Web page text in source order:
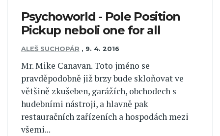
Psychoworld - Pole Position
Pickup neboli one for all
ALEŠ SUCHOPÁR , 9. 4. 2016
Mr. Mike Canavan. Toto jméno se
pravděpodobně již brzy bude skloňovat ve
většině zkušeben, garážích, obchodech s
hudebními nástroji, a hlavně pak
restauračních zařízeních a hospodách mezi
všemi...